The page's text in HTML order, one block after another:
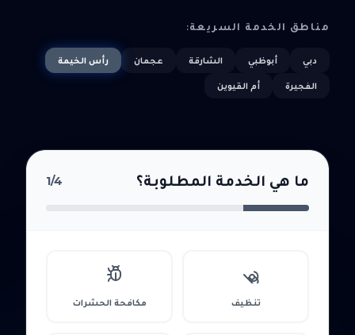
مناطق الخدمة السريعة:
دبي أبوظبي الشارقة عجمان رأس الخيمة
الفجيرة أم القيوين
ما هي الخدمة المطلوبة؟ 1/4
تنظيف مكافحة الحشرات